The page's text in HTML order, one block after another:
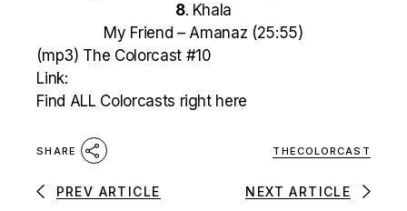
8. Khala
My Friend – Amanaz (25:55)
(mp3) The Colorcast #10
Link:
Find ALL Colorcasts right here
SHARE THECOLORCAST
PREV ARTICLE NEXT ARTICLE